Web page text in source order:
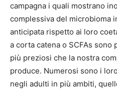
campagna i quali mostrano
complessiva del microbioma
anticipata rispetto ai loro
a corta catena o SCFAs
più preziosi che la nostra
produce. Numerosi sono i
negli adulti in più ambiti,